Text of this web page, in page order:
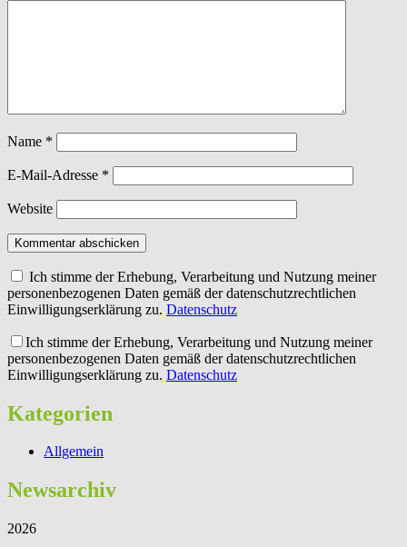
Name *
E-Mail-Adresse *
Website
Kommentar abschicken
Ich stimme der Erhebung, Verarbeitung und Nutzung meiner
personenbezogenen Daten gemäß der datenschutzrechtlichen
Einwilligungserklärung zu. Datenschutz
Ich stimme der Erhebung, Verarbeitung und Nutzung meiner
personenbezogenen Daten gemäß der datenschutzrechtlichen
Einwilligungserklärung zu. Datenschutz
Kategorien
Allgemein
Newsarchiv
2026